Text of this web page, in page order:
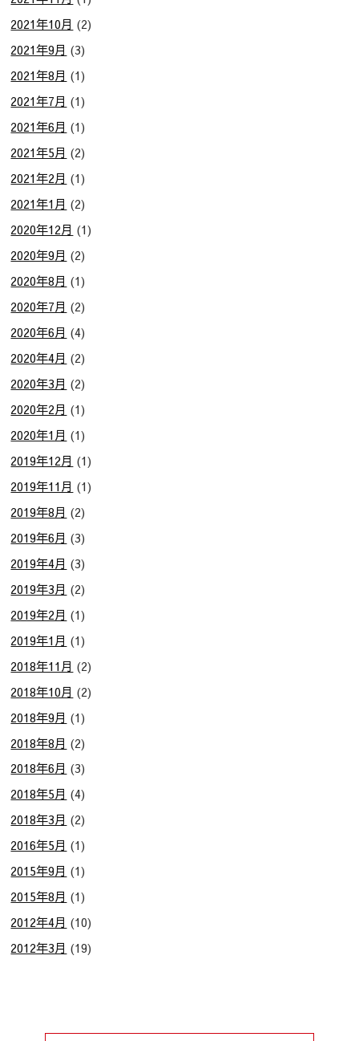
2021年10月 (2)
2021年9月 (3)
2021年8月 (1)
2021年7月 (1)
2021年6月 (1)
2021年5月 (2)
2021年2月 (1)
2021年1月 (2)
2020年12月 (1)
2020年9月 (2)
2020年8月 (1)
2020年7月 (2)
2020年6月 (4)
2020年4月 (2)
2020年3月 (2)
2020年2月 (1)
2020年1月 (1)
2019年12月 (1)
2019年11月 (1)
2019年8月 (2)
2019年6月 (3)
2019年4月 (3)
2019年3月 (2)
2019年2月 (1)
2019年1月 (1)
2018年11月 (2)
2018年10月 (2)
2018年9月 (1)
2018年8月 (2)
2018年6月 (3)
2018年5月 (4)
2018年3月 (2)
2016年5月 (1)
2015年9月 (1)
2015年8月 (1)
2012年4月 (10)
2012年3月 (19)